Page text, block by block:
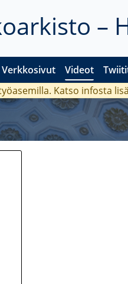
–
Verkkosivut Videot
Katso infosta